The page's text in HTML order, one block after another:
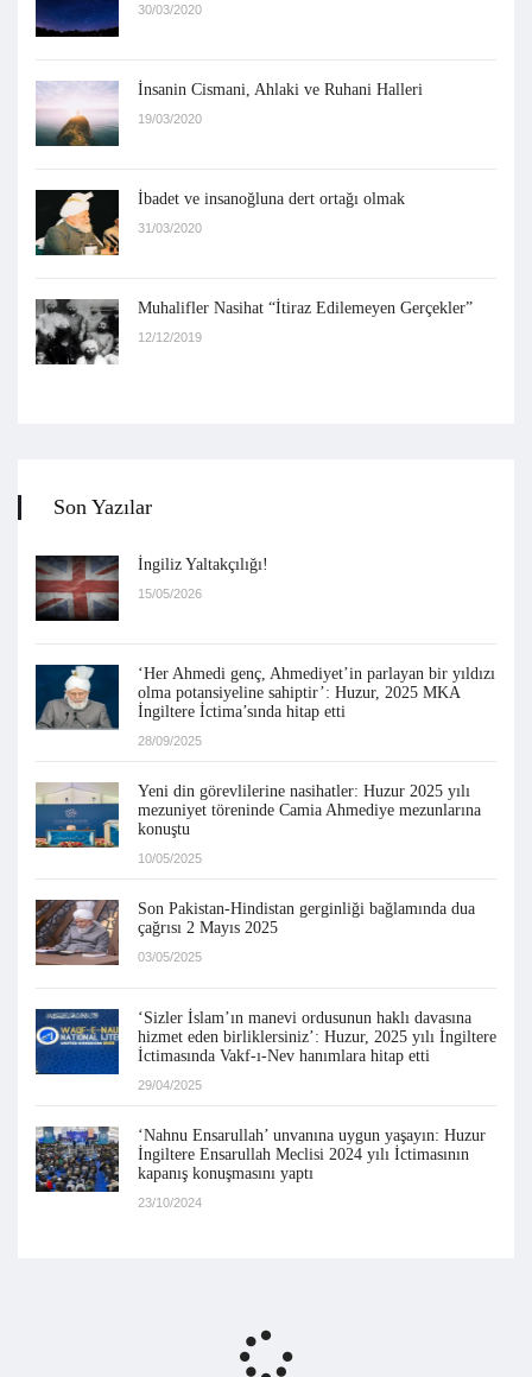
30/03/2020
İnsanin Cismani, Ahlaki ve Ruhani Halleri
19/03/2020
İbadet ve insanoğluna dert ortağı olmak
31/03/2020
Muhalifler Nasihat “İtiraz Edilemeyen Gerçekler”
12/12/2019
Son Yazılar
İngiliz Yaltakçılığı!
15/05/2026
‘Her Ahmedi genç, Ahmediyet’in parlayan bir yıldızı
olma potansiyeline sahiptir’: Huzur, 2025 MKA
İngiltere İctima’sında hitap etti
28/09/2025
Yeni din görevlilerine nasihatler: Huzur 2025 yılı
mezuniyet töreninde Camia Ahmediye mezunlarına
konuştu
10/05/2025
Son Pakistan-Hindistan gerginliği bağlamında dua
çağrısı 2 Mayıs 2025
03/05/2025
‘Sizler İslam’ın manevi ordusunun haklı davasına
hizmet eden birliklersiniz’: Huzur, 2025 yılı İngiltere
İctimasında Vakf-ı-Nev hanımlara hitap etti
29/04/2025
‘Nahnu Ensarullah’ unvanına uygun yaşayın: Huzur
İngiltere Ensarullah Meclisi 2024 yılı İctimasının
kapanış konuşmasını yaptı
23/10/2024